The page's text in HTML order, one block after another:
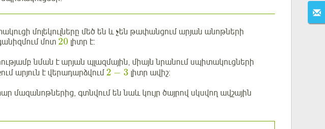
մոլեկուլները մեծ են և չեն թափանցում արյան անոթների
մոտ 20 լիտր է:
նման է արյան պլազմային, միայն նրանում սպիտակուցների
արյուն է վերադարձվում 2 − 3 լիտր ավիշ:
մազանոթներից, գտնվում են նաև կույր ծայրով սկսվող ավշային